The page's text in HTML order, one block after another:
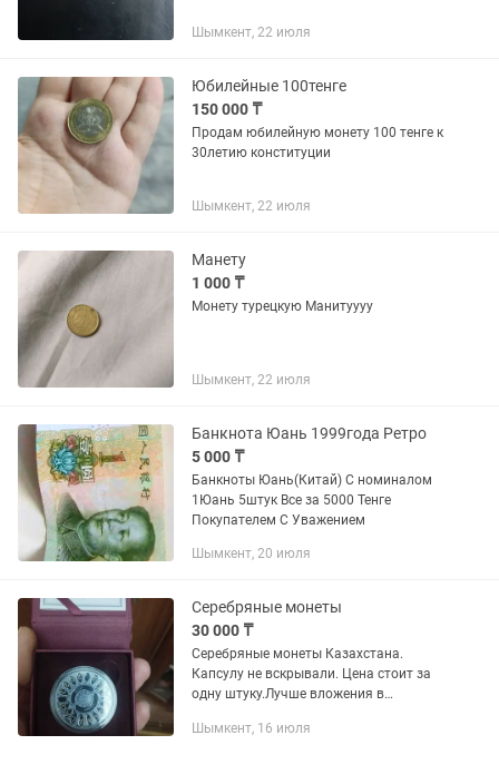
Шымкент, 22 июля
Юбилейные 100тенге
150 000 ₸
Продам юбилейную монету 100 тенге к
30летию конституции
Шымкент, 22 июля
Манету
1 000 ₸
Монету турецкую Манитуууу
Шымкент, 22 июля
Банкнота Юань 1999года Ретро
5 000 ₸
Банкноты Юань(Китай) С номиналом
1Юань 5штук Все за 5000 Тенге
Покупателем С Уважением
Шымкент, 20 июля
Серебряные монеты
30 000 ₸
Серебряные монеты Казахстана.
Капсулу не вскрывали. Цена стоит за
одну штуку.Лучше вложения в
Шымкент, 16 июля